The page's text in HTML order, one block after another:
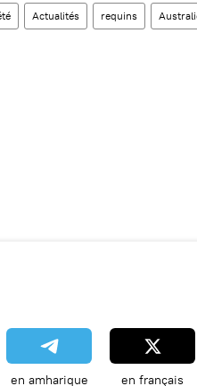
Actualités requins
en amharique en français